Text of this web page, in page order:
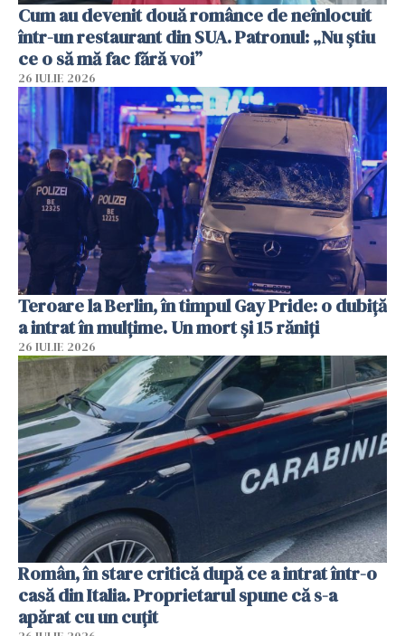
Cum au devenit două românce de neînlocuit
într-un restaurant din SUA. Patronul: „Nu știu
ce o să mă fac fără voi”
26 IULIE 2026
Teroare la Berlin, în timpul Gay Pride: o dubiță
a intrat în mulțime. Un mort și 15 răniți
26 IULIE 2026
Român, în stare critică după ce a intrat într-o
casă din Italia. Proprietarul spune că s-a
apărat cu un cuțit